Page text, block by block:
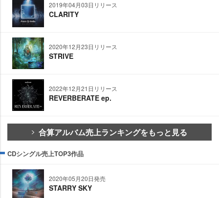
2019年04月03日リリース
CLARITY
2020年12月23日リリース
STRIVE
2022年12月21日リリース
REVERBERATE ep.
合算アルバム売上ランキングをもっと見る
CDシングル売上TOP3作品
2020年05月20日発売
STARRY SKY